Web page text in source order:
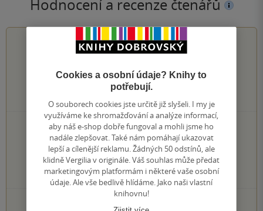
Hodnocení a recenze čtenářů
5.0z5
1×
5 hvězdiček
0×
4 hvězdičky
0×
3 hvězdičky
0×
2 hvězdičky
0×
1 hvezdička
Cookies a osobní údaje? Knihy to
potřebují.
O souborech cookies jste určitě již slyšeli. I my je
využíváme ke shromažďování a analýze informací,
aby náš e-shop dobře fungoval a mohli jsme ho
nadále zlepšovat. Také nám pomáhají ukazovat
lepší a cílenější reklamu. Žádných 50 odstínů, ale
klidně Vergilia v originále. Váš souhlas může předat
marketingovým platformám i některé vaše osobní
údaje. Ale vše bedlivě hlídáme. Jako naši vlastní
knihovnu!